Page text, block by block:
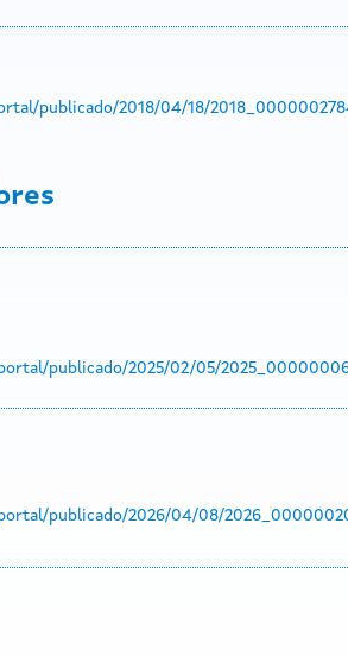
publicado/2018/04/18/
publicado/2025/02/05/
publicado/2026/04/08/